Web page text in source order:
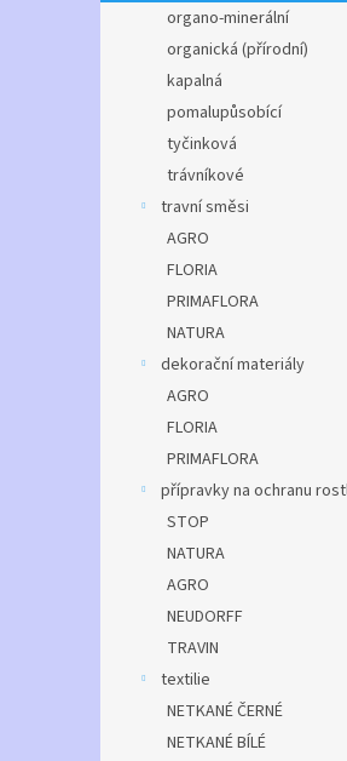
organo-minerální
organická (přírodní)
kapalná
pomalupůsobící
tyčinková
trávníkové
travní směsi
AGRO
FLORIA
PRIMAFLORA
NATURA
dekorační materiály
AGRO
FLORIA
PRIMAFLORA
přípravky na ochranu
STOP
NATURA
AGRO
NEUDORFF
TRAVIN
textilie
NETKANÉ ČERNÉ
NETKANÉ BÍLÉ